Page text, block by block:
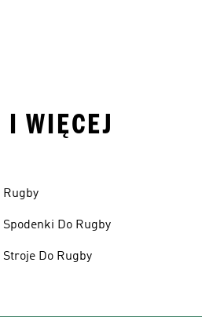
I WIĘCEJ
Rugby
Spodenki Do Rugby
Stroje Do Rugby